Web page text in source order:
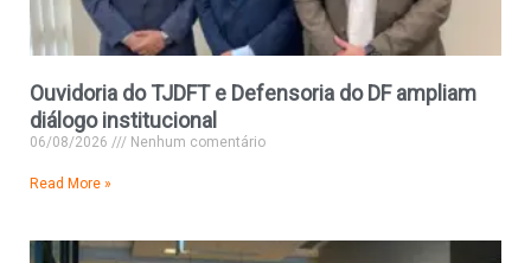
Ouvidoria do TJDFT e Defensoria do DF ampliam
diálogo institucional
06/08/2026 Nenhum comentário
Read More »